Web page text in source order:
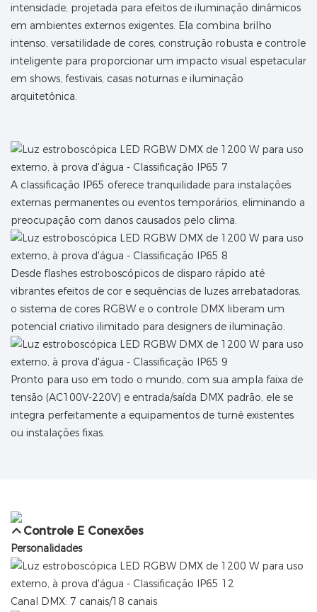
intensidade, projetada para efeitos de iluminação dinâmicos
em ambientes externos exigentes. Ela combina brilho
intenso, versatilidade de cores, construção robusta e controle
inteligente para proporcionar um impacto visual espetacular
em shows, festivais, casas noturnas e iluminação
arquitetônica.
A classificação IP65 oferece tranquilidade para instalações
externas permanentes ou eventos temporários, eliminando a
preocupação com danos causados ​​pelo clima.
Desde flashes estroboscópicos de disparo rápido até
vibrantes efeitos de cor e sequências de luzes arrebatadoras,
o sistema de cores RGBW e o controle DMX liberam um
potencial criativo ilimitado para designers de iluminação.
Pronto para uso em todo o mundo, com sua ampla faixa de
tensão (AC100V-220V) e entrada/saída DMX padrão, ele se
integra perfeitamente a equipamentos de turnê existentes
ou instalações fixas.
Controle E Conexões
Personalidades
Canal DMX: 7 canais/18 canais